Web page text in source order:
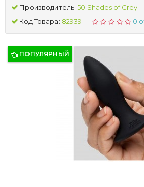
Производитель: 50 Shades of Grey
Код Товара: 82939 0
ПОПУЛЯРНЫЙ